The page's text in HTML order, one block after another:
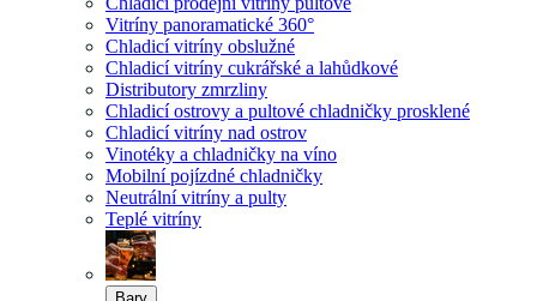
Vitríny panoramatické 360°
Chladicí vitríny obslužné
Chladicí vitríny cukrářské a lahůdkové
Distributory zmrzliny
Chladicí ostrovy a pultové chladničky prosklené
Chladicí vitríny nad ostrov
Vinotéky a chladničky na víno
Mobilní pojízdné chladničky
Neutrální vitríny a pulty
Teplé vitríny